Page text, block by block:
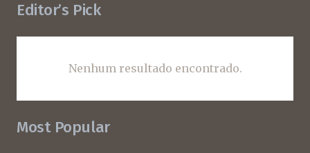
Editor’s Pick
Nenhum resultado encontrado.
Most Popular